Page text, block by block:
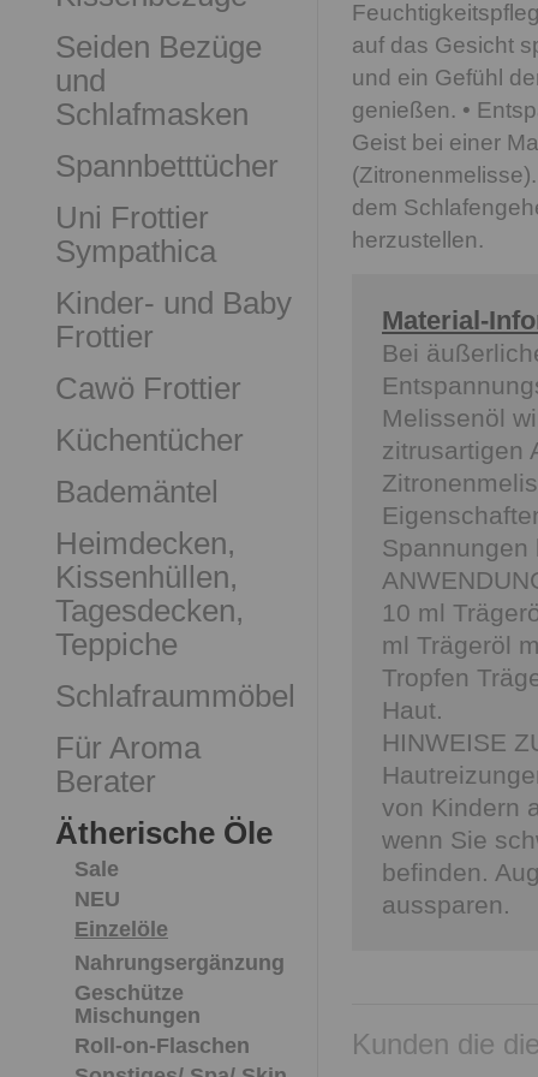
Seiden Bezüge
und
Schlafmasken
Spannbetttücher
Uni Frottier
Sympathica
Kinder- und Baby
Frottier
Cawö Frottier
Küchentücher
Bademäntel
Heimdecken,
Kissenhüllen,
Tagesdecken,
Teppiche
Schlafraummöbel
Für Aroma
Berater
Ätherische Öle
Sale
NEU
Einzelöle
Nahrungsergänzung
Geschütze
Mischungen
Roll-on-Flaschen
auf das Gesicht
und ein Gefühl
genießen. •
Geist bei einer
dem
herzustellen.
Material-
Bei
Melissenöl
zitrusartigen
Spannungen
10 ml
ml Trägeröl
Tropfen
Haut.
HINWEISE
von Kindern
wenn Sie
befinden.
aussparen.
Kunden die